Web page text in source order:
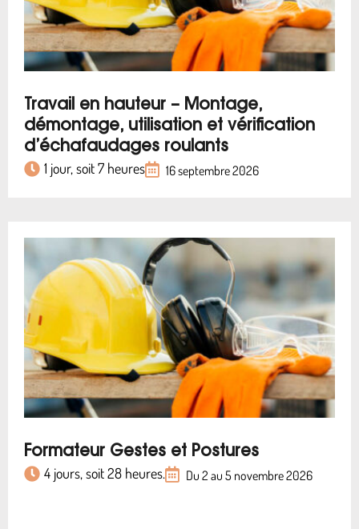
Travail en hauteur – Montage,
démontage, utilisation et vérification
d’échafaudages roulants
1 jour, soit 7 heures 16 septembre 2026
Formateur Gestes et Postures
4 jours, soit 28 heures. Du 2 au 5 novembre 2026